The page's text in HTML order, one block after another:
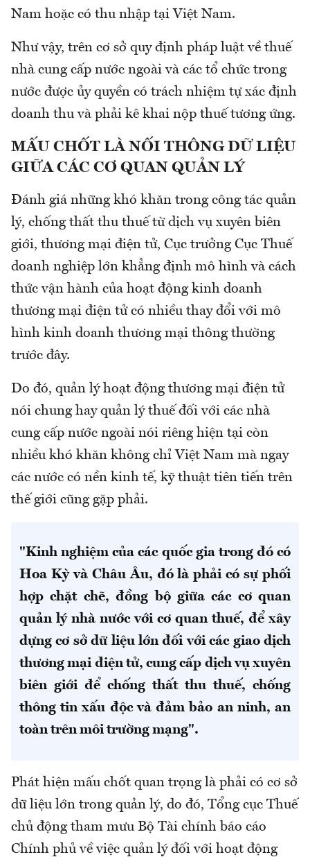
Nam hoặc có thu nhập tại Việt Nam.
Như vậy, trên cơ sở quy định pháp luật về thuế
nhà cung cấp nước ngoài và các tổ chức trong
nước được ủy quyền có trách nhiệm tự xác định
doanh thu và phải kê khai nộp thuế tương ứng.
MẤU CHỐT LÀ NỐI THÔNG DỮ LIỆU
GIỮA CÁC CƠ QUAN QUẢN LÝ
Đánh giá những khó khăn trong công tác quản
lý, chống thất thu thuế từ dịch vụ xuyên biên
giới, thương mại điện tử, Cục trưởng Cục Thuế
doanh nghiệp lớn khẳng định mô hình và cách
thức vận hành của hoạt động kinh doanh
thương mại điện tử có nhiều thay đổi với mô
hình kinh doanh thương mại thông thường
trước đây.
Do đó, quản lý hoạt động thương mại điện tử
nói chung hay quản lý thuế đối với các nhà
cung cấp nước ngoài nói riêng hiện tại còn
nhiều khó khăn không chỉ Việt Nam mà ngay
các nước có nền kinh tế, kỹ thuật tiên tiến trên
thế giới cũng gặp phải.
"Kinh nghiệm của các quốc gia trong đó có
Hoa Kỳ và Châu Âu, đó là phải có sự phối
hợp chặt chẽ, đồng bộ giữa các cơ quan
quản lý nhà nước với cơ quan thuế, để xây
dựng cơ sở dữ liệu lớn đối với các giao dịch
thương mại điện tử, cung cấp dịch vụ xuyên
biên giới để chống thất thu thuế, chống
thông tin xấu độc và đảm bảo an ninh, an
toàn trên môi trường mạng".
Phát hiện mấu chốt quan trọng là phải có cơ sở
dữ liệu lớn trong quản lý, do đó, Tổng cục Thuế
chủ động tham mưu Bộ Tài chính báo cáo
Chính phủ về việc quản lý đối với hoạt động